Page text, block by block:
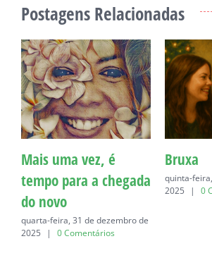
Postagens Relacionadas
Mais uma vez, é
tempo para a chegada
do novo
quarta-feira, 31 de dezembro de
2025
| 0 Comentários
Bruxa
quinta-
2025
| 0